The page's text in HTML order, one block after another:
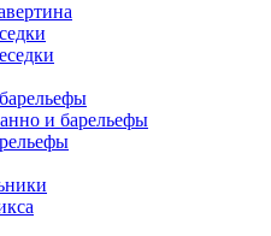
и барельефы